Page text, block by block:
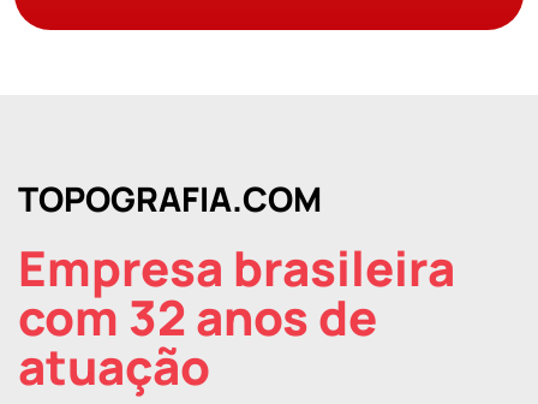
TOPOGRAFIA.COM
Empresa brasileira
com 32 anos de
atuação